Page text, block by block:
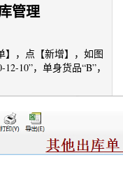
管理
】，点【新增】，如图
10”，单身货品“B”，